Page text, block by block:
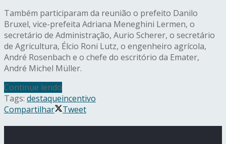
Também participaram da reunião o prefeito Danilo
Bruxel, vice-prefeita Adriana Meneghini Lermen, o
secretário de Administração, Aurio Scherer, o secretário
de Agricultura, Élcio Roni Lutz, o engenheiro agrícola,
André Rosenbach e o chefe do escritório da Emater,
André Michel Müller.
Continue lendo
Tags: destaqueincentivo
Compartilhar
Tweet